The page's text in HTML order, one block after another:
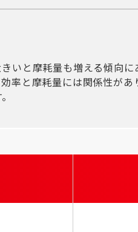
いと摩耗量も増える傾向
率と摩耗量には関係性が